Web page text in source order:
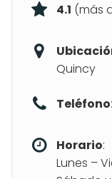
4.1 (más
Quincy
Teléfono:
Horario:
Lunes –